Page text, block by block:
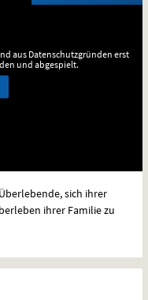
aus Datenschutzgründen erst
und abgespielt.
sich ihrer
ihrer Familie zu